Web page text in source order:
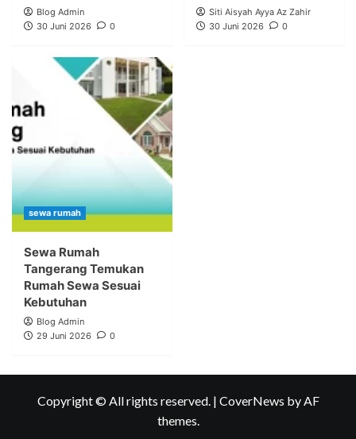
Blog Admin
30 Juni 2026
0
Siti Aisyah Ayya Az Zahir
30 Juni 2026
0
sewa rumah
Sewa Rumah
Tangerang Temukan
Rumah Sewa Sesuai
Kebutuhan
Blog Admin
29 Juni 2026
0
Copyright © All rights reserved. | CoverNews by AF
themes.